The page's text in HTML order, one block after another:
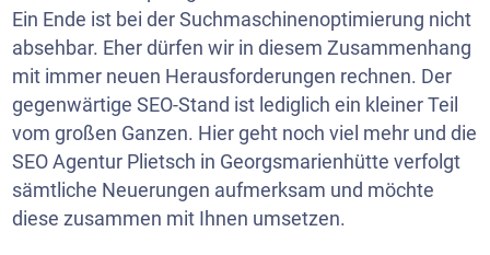
Ein Ende ist bei der Suchmaschinenoptimierung nicht
absehbar. Eher dürfen wir in diesem Zusammenhang
mit immer neuen Herausforderungen rechnen. Der
gegenwärtige SEO-Stand ist lediglich ein kleiner Teil
vom großen Ganzen. Hier geht noch viel mehr und die
SEO Agentur Plietsch in Georgsmarienhütte verfolgt
sämtliche Neuerungen aufmerksam und möchte
diese zusammen mit Ihnen umsetzen.